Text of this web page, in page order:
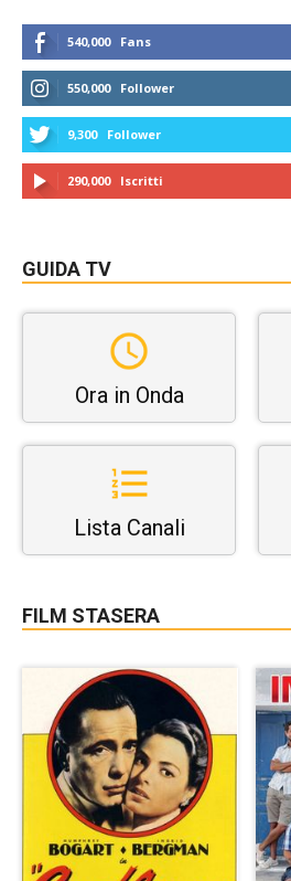
540,000 Fans
550,000 Follower
9,300 Follower
290,000 Iscritti
GUIDA TV
Ora in Onda
Lista Canali
FILM STASERA